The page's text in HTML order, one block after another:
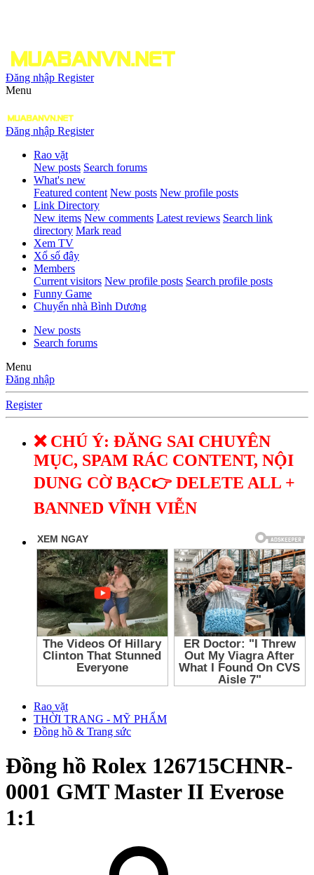
Đăng nhập Register
Menu
Đăng nhập Register
Rao vặt
New posts Search forums
What's new
Featured content New posts New profile posts
Link Directory
New items New comments Latest reviews Search link
directory Mark read
Xem TV
Xổ số đây
Members
Current visitors New profile posts Search profile posts
Funny Game
Chuyển nhà Bình Dương
New posts
Search forums
Menu
Đăng nhập
Register
❌ CHÚ Ý: ĐĂNG SAI CHUYÊN
MỤC, SPAM RÁC CONTENT, NỘI
DUNG CỜ BẠC👉 DELETE ALL +
BANNED VĨNH VIỄN
Rao vặt
THỜI TRANG - MỸ PHẨM
Đồng hồ & Trang sức
Đồng hồ Rolex 126715CHNR-
0001 GMT Master II Everose
1:1